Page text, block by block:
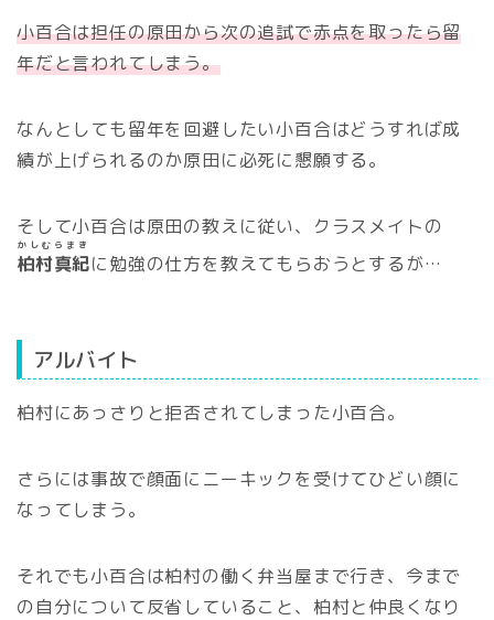
小百合は担任の原田から次の追試で赤点を取ったら留
年だと言われてしまう。
なんとしても留年を回避したい小百合はどうすれば成
績が上げられるのか原田に必死に懇願する。
そして小百合は原田の教えに従い、クラスメイトの
柏村真紀
かしむらまき
に勉強の仕方を教えてもらおうとするが…
アルバイト
柏村にあっさりと拒否されてしまった小百合。
さらには事故で顔面にニーキックを受けてひどい顔に
なってしまう。
それでも小百合は柏村の働く弁当屋まで行き、今まで
の自分について反省していること、柏村と仲良くなり